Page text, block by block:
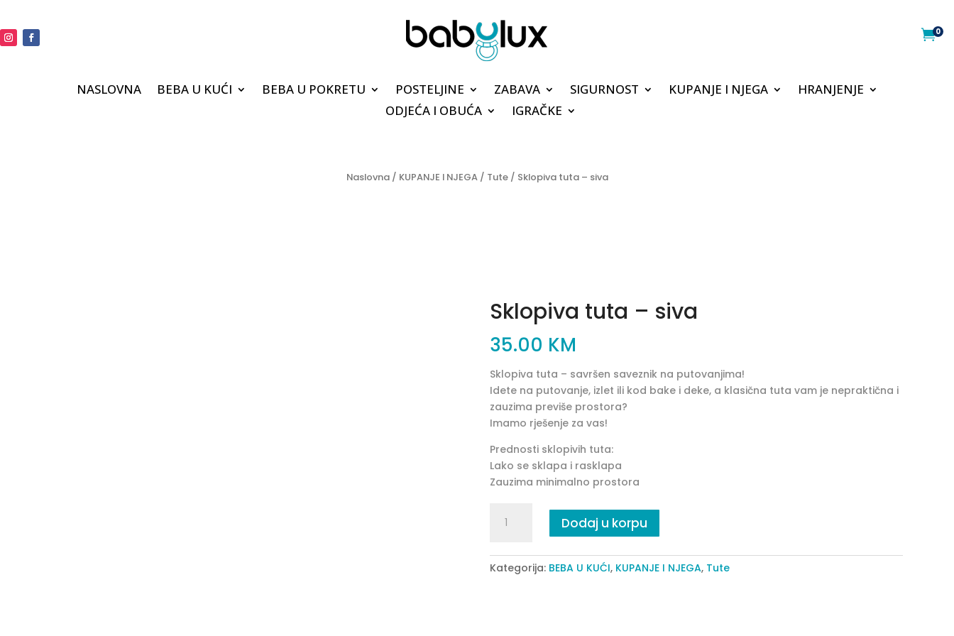
0
NASLOVNA BEBA U KUĆI BEBA U POKRETU POSTELJINE ZABAVA SIGURNOST KUPANJE I NJEGA
HRANJENJE
ODJEĆA I OBUĆA
IGRAČKE
Naslovna/ KUPANJE I NJEGA/ Tute/ Sklopiva tuta – siva
Sklopiva tuta – siva
35.00 KM
Sklopiva tuta – savršen saveznik na putovanjima!
Idete na putovanje, izlet ili kod bake i deke, a klasična tuta vam je nepraktična i
zauzima previše prostora?
Imamo rješenje za vas!
Prednosti sklopivih tuta:
Lako se sklapa i rasklapa
Zauzima minimalno prostora
tuta
siva
quantity
Dodaj u korpu
Kategorija: BEBA U KUĆI, KUPANJE I NJEGA, Tute